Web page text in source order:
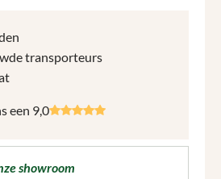
transporteurs
een 9,0
showroom